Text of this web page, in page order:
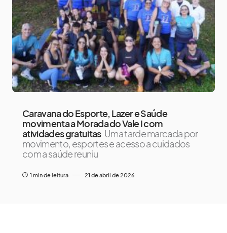
Caravana do Esporte, Lazer e Saúde
movimenta a Morada do Vale I com
atividades gratuitas Uma tarde marcada por
movimento, esportes e acesso a cuidados
com a saúde reuniu
1 min de leitura 21 de abril de 2026